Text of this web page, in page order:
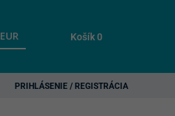
EUR Košík0
PRIHLÁSENIE / REGISTRÁCIA